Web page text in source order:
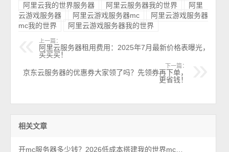
阿里云我的世界服务器
阿里云服务器我的世界
阿里
云游戏服务器
阿里云游戏服务器mc
阿里云游戏服务器
mc我的世界
阿里云游戏服务器我的世界
上一篇：
阿里云服务器租用费用：2025年7月最新价格表曝光，
买买买！
下一篇：
京东云服务器的优惠券大家领了吗？先领券再下单，
更省钱！
相关文章